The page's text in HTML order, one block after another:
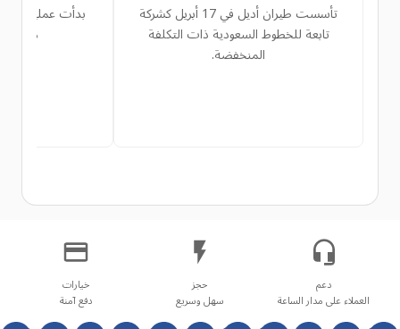
تأسست طيران أديل في 17 أبريل كشركة
تابعة للخطوط السعودية ذات التكلفة
المنخفضة.
من
دعم
العملاء على مدار الساعة
حجز
سهل وسريع
خيارات
دفع آمنة